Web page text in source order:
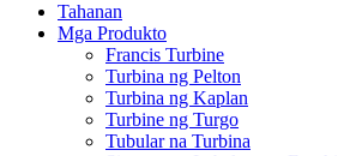
Tahanan
Mga Produkto
Francis Turbine
Turbina ng Pelton
Turbina ng Kaplan
Turbine ng Turgo
Tubular na Turbina